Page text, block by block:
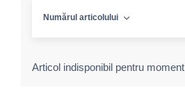
Numărul articolului
Articol indisponibil pentru moment